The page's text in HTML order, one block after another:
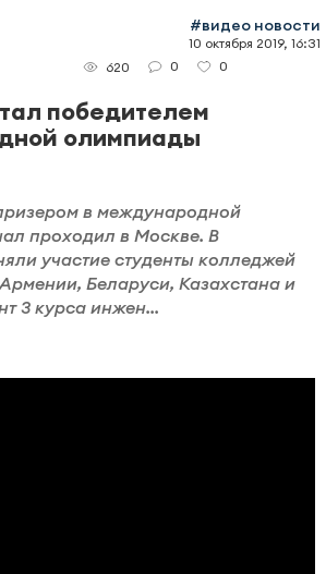
#видео новости
10 октября 2019, 16:31
620
0 0
победителем
олимпиады
в международной
проходил в Москве. В
участие студенты колледжей
Беларуси, Казахстана и
3 курса инжен...